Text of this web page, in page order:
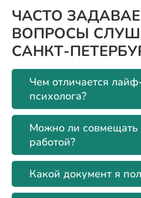
ЧАСТО
ВОПРОСЫ
САНКТ-
Чем отличается
психолога?
Можно ли совмещать
работой?
Какой документ я